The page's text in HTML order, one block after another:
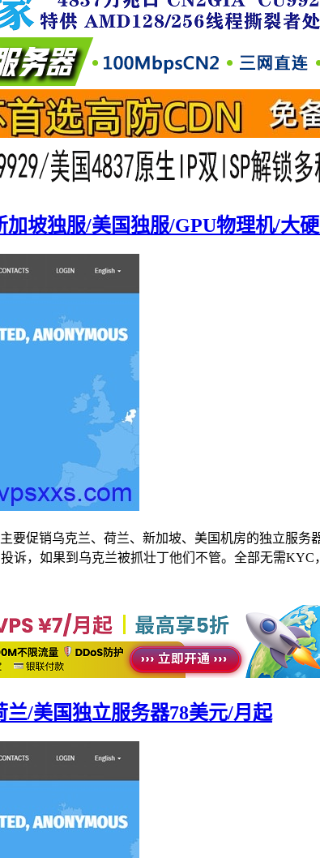
坡独服/美国独服/GPU物理机/大
要促销乌克兰、荷兰、新加坡、美国机房的独立服
诉，如果到乌克兰被抓壮丁他们不管。全部无需
兰/美国独立服务器78美元/月起